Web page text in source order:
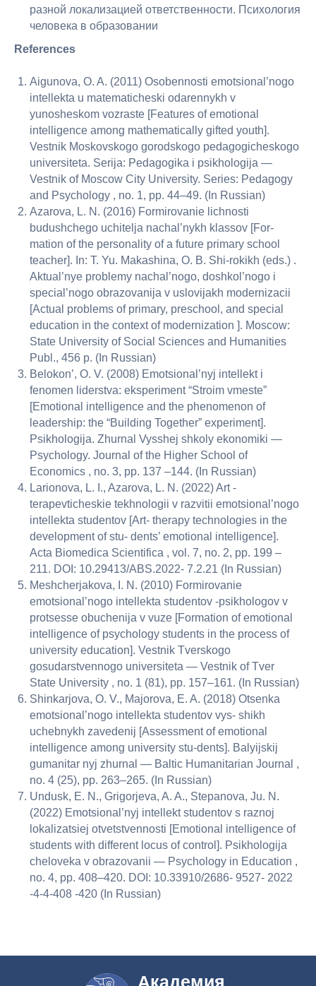
разной локализацией ответственности. Психология
человека в образовании
References
Aigunova, O. A. (2011) Osobennosti emotsional’nogo
intellekta u matematicheski odarennykh v
yunosheskom vozraste [Features of emotional
intelligence among mathematically gifted youth].
Vestnik Moskovskogo gorodskogo pedagogicheskogo
universiteta. Serija: Pedagogika i psikhologija —
Vestnik of Moscow City University. Series: Pedagogy
and Psychology , no. 1, pp. 44–49. (In Russian)
Azarova, L. N. (2016) Formirovanie lichnosti
budushchego uchitelja nachal’nykh klassov [For-
mation of the personality of a future primary school
teacher]. In: T. Yu. Makashina, O. B. Shi-rokikh (eds.) .
Aktual’nye problemy nachal’nogo, doshkol’nogo i
special’nogo obrazovanija v uslovijakh modernizacii
[Actual problems of primary, preschool, and special
education in the context of modernization ]. Moscow:
State University of Social Sciences and Humanities
Publ., 456 p. (In Russian)
Belokon’, O. V. (2008) Emotsional’nyj intellekt i
fenomen liderstva: eksperiment “Stroim vmeste”
[Emotional intelligence and the phenomenon of
leadership: the “Building Together” experiment].
Psikhologija. Zhurnal Vysshej shkoly ekonomiki —
Psychology. Journal of the Higher School of
Economics , no. 3, pp. 137 –144. (In Russian)
Larionova, L. I., Azarova, L. N. (2022) Art -
terapevticheskie tekhnologii v razvitii emotsional’nogo
intellekta studentov [Art- therapy technologies in the
development of stu- dents’ emotional intelligence].
Acta Biomedica Scientifica , vol. 7, no. 2, pp. 199 –
211. DOI: 10.29413/ABS.2022- 7.2.21 (In Russian)
Meshcherjakova, I. N. (2010) Formirovanie
emotsional’nogo intellekta studentov -psikhologov v
protsesse obuchenija v vuze [Formation of emotional
intelligence of psychology students in the process of
university education]. Vestnik Tverskogo
gosudarstvennogo universiteta — Vestnik of Tver
State University , no. 1 (81), pp. 157–161. (In Russian)
Shinkarjova, O. V., Majorova, E. A. (2018) Otsenka
emotsional’nogo intellekta studentov vys- shikh
uchebnykh zavedenij [Assessment of emotional
intelligence among university stu-dents]. Balyijskij
gumanitar nyj zhurnal — Baltic Humanitarian Journal ,
no. 4 (25), pp. 263–265. (In Russian)
Undusk, E. N., Grigorjeva, A. A., Stepanova, Ju. N.
(2022) Emotsional’nyj intellekt studentov s raznoj
lokalizatsiej otvetstvennosti [Emotional intelligence of
students with different locus of control]. Psikhologija
cheloveka v obrazovanii — Psychology in Education ,
no. 4, pp. 408–420. DOI: 10.33910/2686- 9527- 2022
-4-4-408 -420 (In Russian)